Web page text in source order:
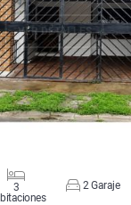
VER DETALLES
3
2 Garaje